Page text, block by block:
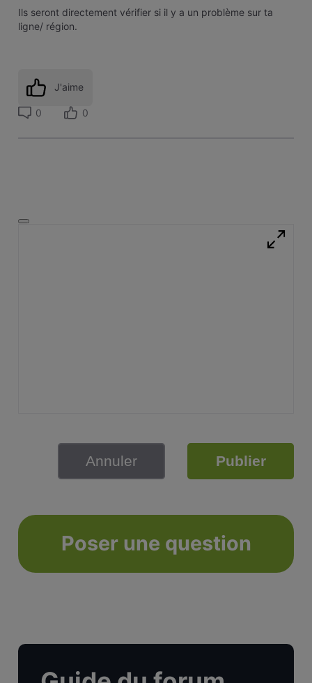
Ils seront directement vérifier si il y a un problème sur ta
ligne/ région.
J'aime
0 0
Annuler Publier
Poser une question